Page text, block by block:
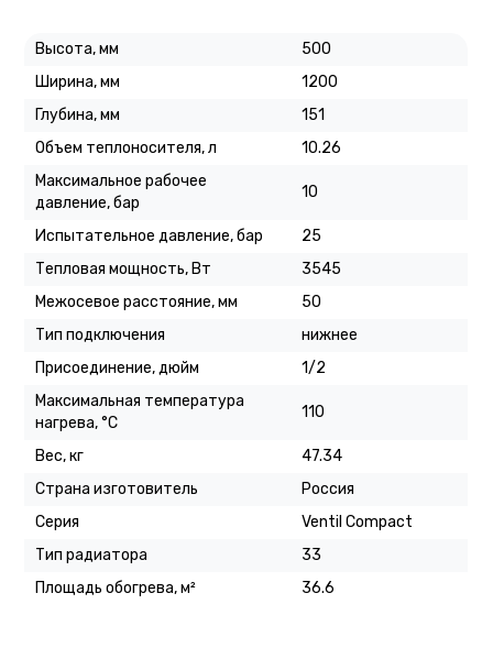
Высота, мм
500
Ширина, мм
1200
Глубина, мм
151
Объем теплоносителя, л
10.26
Максимальное рабочее
давление, бар
10
Испытательное давление, бар
25
Тепловая мощность, Вт
3545
Межосевое расстояние, мм
50
Тип подключения
нижнее
Присоединение, дюйм
1/2
Максимальная температура
нагрева, °C
110
Вес, кг
47.34
Страна изготовитель
Россия
Серия
Ventil Compact
Тип радиатора
33
Площадь обогрева, м²
36.6